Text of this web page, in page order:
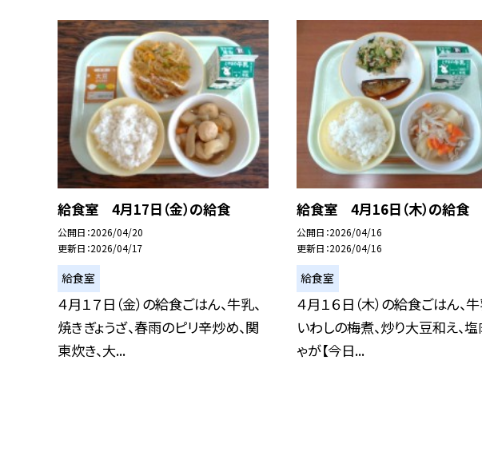
給食室 4月17日（金）の給食
公開日 2026/04/20
更新日 2026/04/17
給食室
４月１７日（金）の給食ごはん、牛乳、
焼きぎょうざ、春雨のピリ辛炒め、関
東炊き、大...
給食室 4月16日（木）の給食
公開日 2026/04/16
更新日 2026/04/16
給食室
４月１６日（木）の給食ごはん、牛
いわしの梅煮、炒り大豆和え、
ゃが【今日...